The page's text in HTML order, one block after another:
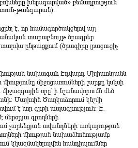
խելագարված» բեմադրություն
թանգարան):
է, որ համագործակցելով այլ
տարաբնույթ ծրագրեր
ընթացքում (ծրագիրը լրացուցիչ
նախագահ Էդվարդ Միլիտոնյանն
միջոցառումների շարքը կսկսի
օրը՝ ի նշանավորումն մեծ
Մայիսին Ծաղկաձորում կնշվի
է նոր գրքի տպագրություն: Է.
մերօրյա գրողների
չարենցյան ավանդների առկայության
միության նախաձեռնությամբ
կկազմակերպվեն հանդիպումներ